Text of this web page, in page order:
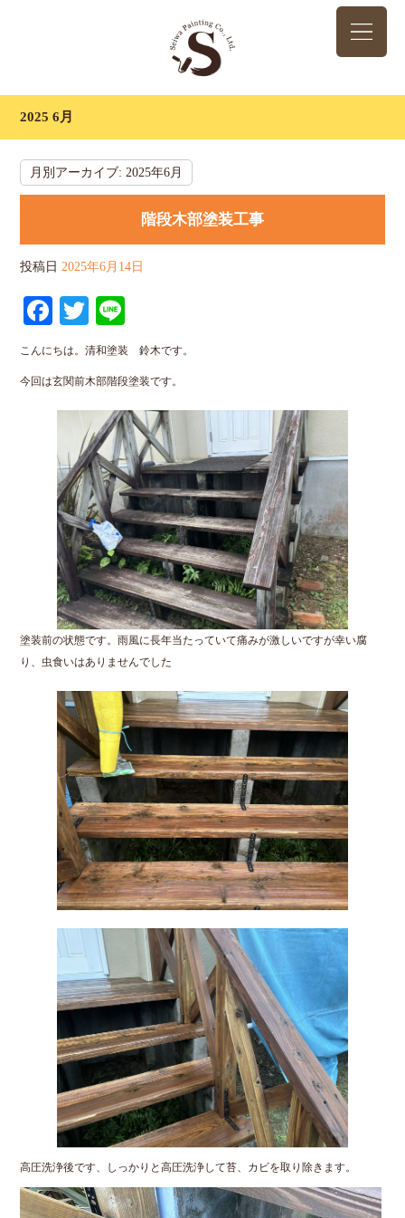
2025 6月
月別アーカイブ:2025年6月
階段木部塗装工事
投稿日 2025年6月14日
Facebook
Twitter
こんにちは。清和塗装 鈴木です。
今回は玄関前木部階段塗装です。
塗装前の状態です。雨風に長年当たっていて痛みが激しいですが幸い腐
り、虫食いはありませんでした
高圧洗浄後です、しっかりと高圧洗浄して苔、カビを取り除きます。